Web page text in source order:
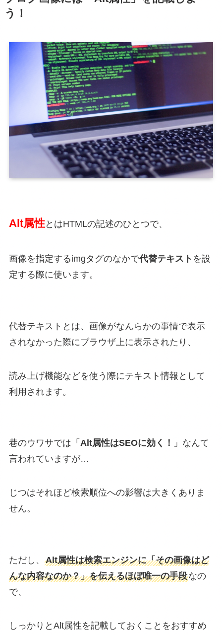
う！
Alt属性とはHTMLの記述のひとつで、
画像を指定するimgタグのなかで代替テキスト を設
定する際に使います。
代替テキストとは、画像がなんらかの事情で表示
されなかった際にブラウザ上に表示されたり、
読み上げ機能などを使う際にテキスト情報として
利用されます。
巷のウワサでは「 Alt属性はSEOに効く！
」なんて
言われていますが…
じつはそれほど検索順位への影響は大きくありま
せん。
ただし、 Alt属性は検索エンジンに「その画像はど
んな内容なのか？」を伝えるほぼ唯一の手段なの
で、
しっかりとAlt属性を記載しておくことをおすすめ